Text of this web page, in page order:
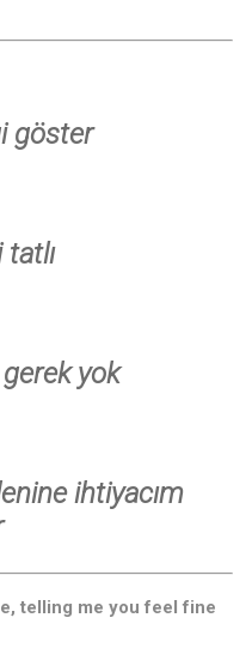
göster
yok
ihtiyacım
telling me you feel fine